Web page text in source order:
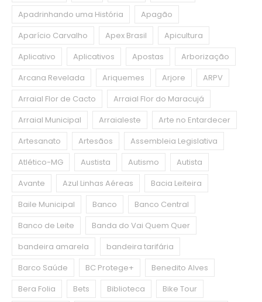
Apadrinhando uma História
Apagão
Aparício Carvalho
Apex Brasil
Apicultura
Aplicativo
Aplicativos Apostas
Arborização
Arcana Revelada
Ariquemes Arjore
ARPV
Arraial Flor de Cacto
Arraial Flor do Maracujá
Arraial Municipal
Arraialeste
Arte no Entardecer
Artesanato
Artesãos
Assembleia Legislativa
Atlético-MG
Austista Autismo
Autista
Avante
Azul Linhas Aéreas
Bacia Leiteira
Baile Municipal
Banco
Banco Central
Banco de Leite
Banda do Vai Quem Quer
bandeira amarela
bandeira tarifária
Barco Saúde
BC Protege+
Benedito Alves
Bera Folia
Bets Biblioteca Bike Tour